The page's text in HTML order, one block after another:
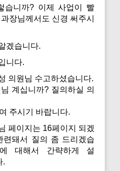
습니까? 이제 사업이 빨
장님께서도 신경 써주시
겠습니다.
니다.
의원님 수고하셨습니다.
계십니까? 질의하실 의
주시기 바랍니다.
페이지는 16페이지 되겠
련돼서 질의 좀 드리겠습
대해서 간략하게 설
.